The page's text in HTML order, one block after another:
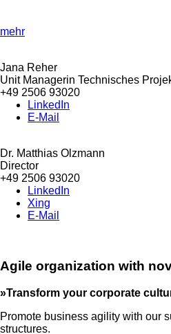
mehr
Jana Reher
Unit Managerin Technisches
+49 2506 93020
LinkedIn
E-Mail
Dr. Matthias Olzmann
Director
+49 2506 93020
LinkedIn
Xing
E-Mail
Agile organization with
»Transform your corporate
Promote business agility with our
structures.